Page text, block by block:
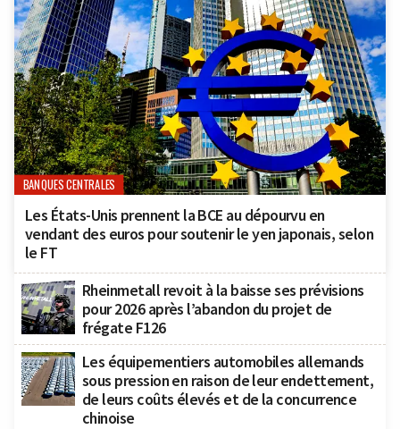
BANQUES CENTRALES
Les États-Unis prennent la BCE au dépourvu en
vendant des euros pour soutenir le yen japonais, selon
le FT
Rheinmetall revoit à la baisse ses prévisions
pour 2026 après l’abandon du projet de
frégate F126
Les équipementiers automobiles allemands
sous pression en raison de leur endettement,
de leurs coûts élevés et de la concurrence
chinoise